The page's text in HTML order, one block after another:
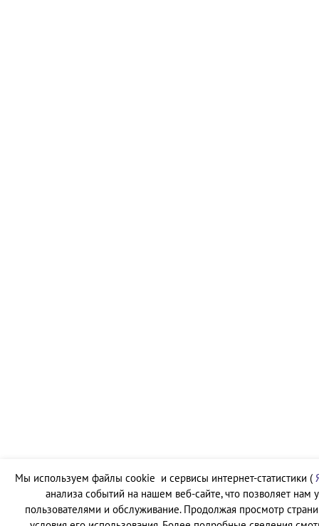
Мы используем файлы cookie и сервисы интернет-статистики (
анализа событий на нашем веб-сайте, что позволяет нам
пользователями и обслуживание. Продолжая просмотр